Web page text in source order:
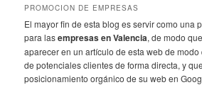
PROMOCION DE EMPRESAS
El mayor fin de esta blog es servir como una
para lasempresas en Valencia, de modo
aparecer en un artículo de esta web de
de potenciales clientes de forma directa, y
posicionamiento orgánico de su web en